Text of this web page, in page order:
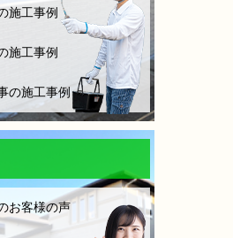
施工事例
施工事例
の施工事例
お客様の声